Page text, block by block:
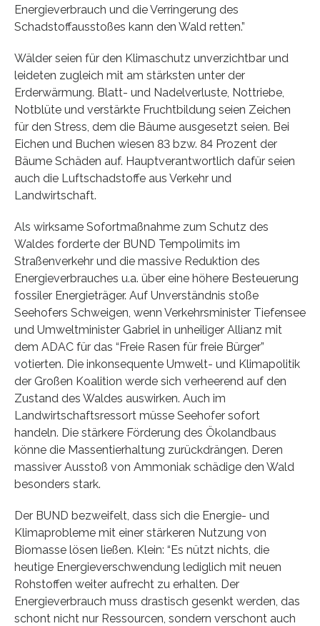
Energieverbrauch und die Verringerung des
Schadstoffausstoßes kann den Wald retten.”
Wälder seien für den Klimaschutz unverzichtbar und
leideten zugleich mit am stärksten unter der
Erderwärmung. Blatt- und Nadelverluste, Nottriebe,
Notblüte und verstärkte Fruchtbildung seien Zeichen
für den Stress, dem die Bäume ausgesetzt seien. Bei
Eichen und Buchen wiesen 83 bzw. 84 Prozent der
Bäume Schäden auf. Hauptverantwortlich dafür seien
auch die Luftschadstoffe aus Verkehr und
Landwirtschaft.
Als wirksame Sofortmaßnahme zum Schutz des
Waldes forderte der BUND Tempolimits im
Straßenverkehr und die massive Reduktion des
Energieverbrauches u.a. über eine höhere Besteuerung
fossiler Energieträger. Auf Unverständnis stoße
Seehofers Schweigen, wenn Verkehrsminister Tiefensee
und Umweltminister Gabriel in unheiliger Allianz mit
dem ADAC für das “Freie Rasen für freie Bürger”
votierten. Die inkonsequente Umwelt- und Klimapolitik
der Großen Koalition werde sich verheerend auf den
Zustand des Waldes auswirken. Auch im
Landwirtschaftsressort müsse Seehofer sofort
handeln. Die stärkere Förderung des Ökolandbaus
könne die Massentierhaltung zurückdrängen. Deren
massiver Ausstoß von Ammoniak schädige den Wald
besonders stark.
Der BUND bezweifelt, dass sich die Energie- und
Klimaprobleme mit einer stärkeren Nutzung von
Biomasse lösen ließen. Klein: “Es nützt nichts, die
heutige Energieverschwendung lediglich mit neuen
Rohstoffen weiter aufrecht zu erhalten. Der
Energieverbrauch muss drastisch gesenkt werden, das
schont nicht nur Ressourcen, sondern verschont auch